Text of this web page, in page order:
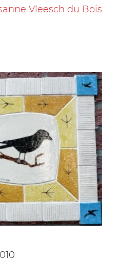
Vleesch du Bois